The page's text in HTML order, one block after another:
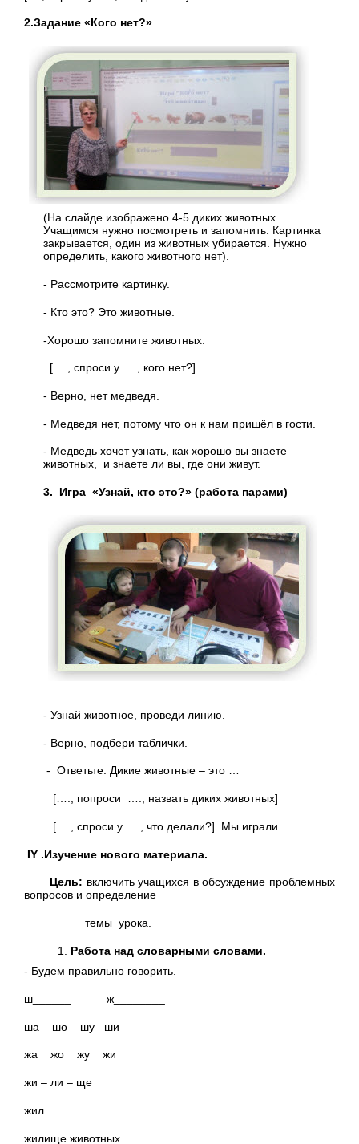
2.Задание «Кого нет?»
(На слайде изображено 4-5 диких животных.
Учащимся нужно посмотреть и запомнить. Картинка
закрывается, один из животных убирается. Нужно
определить, какого животного нет).
- Рассмотрите картинку.
- Кто это? Это животные.
-Хорошо запомните животных.
[…., спроси у …., кого нет?]
- Верно, нет медведя.
- Медведя нет, потому что он к нам пришёл в гости.
- Медведь хочет узнать, как хорошо вы знаете
животных, и знаете ли вы, где они живут.
3. Игра «Узнай, кто это?» (работа парами)
- Узнай животное, проведи линию.
- Верно, подбери таблички.
- Ответьте. Дикие животные – это …
[…., попроси …., назвать диких животных]
[…., спроси у …., что делали?] Мы играли.
IY .Изучение нового материала.
Цель: включить учащихся в обсуждение проблемных
вопросов и определение
темы урока.
Работа над словарными словами.
- Будем правильно говорить.
ш______ ж________
ша шо шу ши
жа жо жу жи
жи – ли – ще
жил
жилище животных